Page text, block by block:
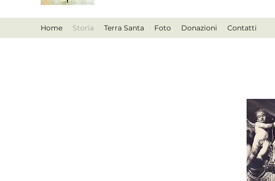
Home Storia Terra Santa Foto Donazioni Contatti